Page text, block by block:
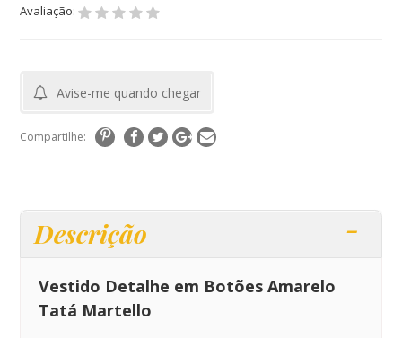
Avaliação:
Avise-me quando chegar
Compartilhe:
Descrição
Vestido Detalhe em Botões Amarelo
Tatá Martello